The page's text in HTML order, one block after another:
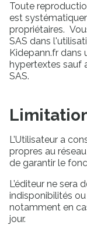
Toute
est
propriétaires.
SAS dans
Kidepann.fr dans
hypertextes sauf
SAS.
L’Utilisateur a
propres au
de garantir le
L’éditeur ne sera
indisponibilités
notamment en
jour.